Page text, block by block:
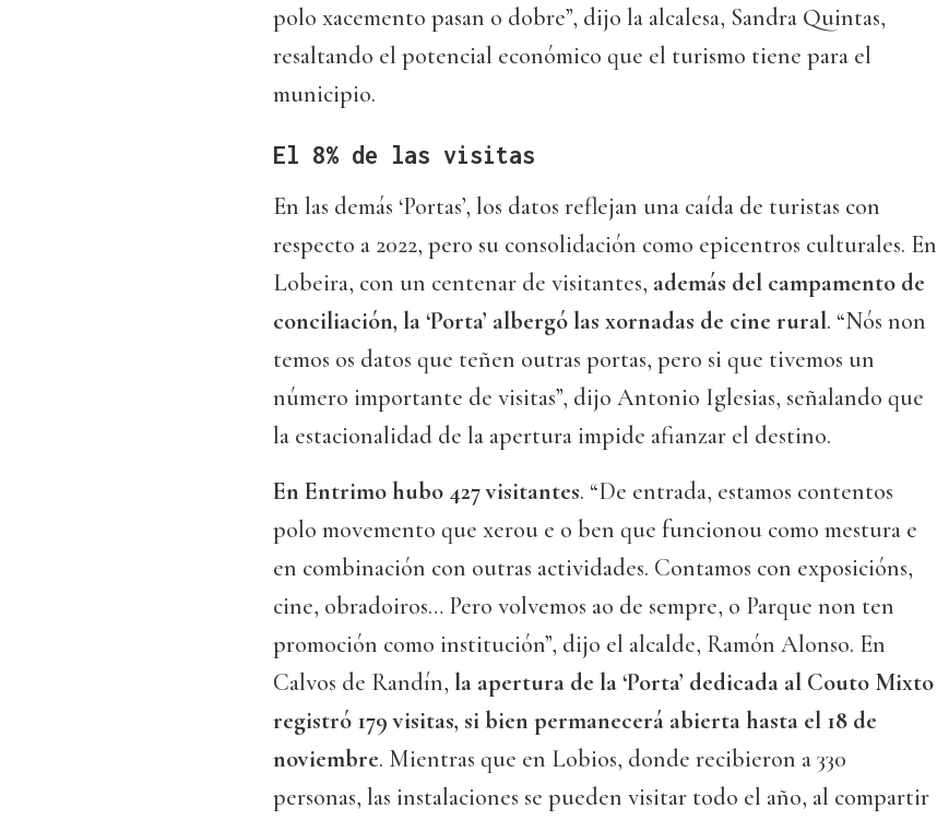
polo xacemento pasan o dobre”, dijo la alcalesa, Sandra Quintas,
resaltando el potencial económico que el turismo tiene para el
municipio.
El 8% de las visitas
En las demás ‘Portas’, los datos reflejan una caída de turistas con
respecto a 2022, pero su consolidación como epicentros culturales. En
Lobeira, con un centenar de visitantes, además del campamento de
conciliación, la ‘Porta’ albergó las xornadas de cine rural. “Nós non
temos os datos que teñen outras portas, pero si que tivemos un
número importante de visitas”, dijo Antonio Iglesias, señalando que
la estacionalidad de la apertura impide afianzar el destino.
En Entrimo hubo 427 visitantes. “De entrada, estamos contentos
polo movemento que xerou e o ben que funcionou como mestura e
en combinación con outras actividades. Contamos con exposicións,
cine, obradoiros… Pero volvemos ao de sempre, o Parque non ten
promoción como institución”, dijo el alcalde, Ramón Alonso. En
Calvos de Randín, la apertura de la ‘Porta’ dedicada al Couto Mixto
registró 179 visitas, si bien permanecerá abierta hasta el 18 de
noviembre. Mientras que en Lobios, donde recibieron a 330
personas, las instalaciones se pueden visitar todo el año, al compartir